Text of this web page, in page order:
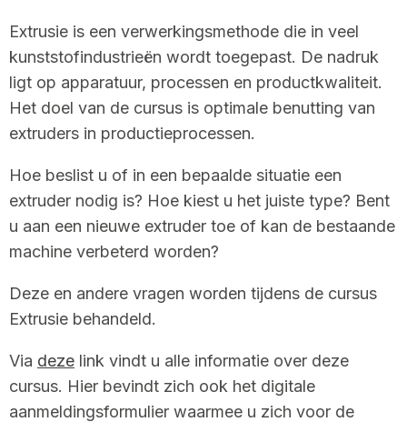
Extrusie is een verwerkingsmethode die in veel
kunststofindustrieën wordt toegepast. De nadruk
ligt op apparatuur, processen en productkwaliteit.
Het doel van de cursus is optimale benutting van
extruders in productieprocessen.
Hoe beslist u of in een bepaalde situatie een
extruder nodig is? Hoe kiest u het juiste type? Bent
u aan een nieuwe extruder toe of kan de bestaande
machine verbeterd worden?
Deze en andere vragen worden tijdens de cursus
Extrusie behandeld.
Via deze link vindt u alle informatie over deze
cursus. Hier bevindt zich ook het digitale
aanmeldingsformulier waarmee u zich voor de